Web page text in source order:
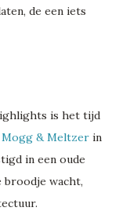
de een iets
is het tijd
Mogg & Meltzer in
in een oude
broodje wacht,